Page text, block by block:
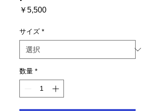
￥5,500価
サイズ *
数量 *